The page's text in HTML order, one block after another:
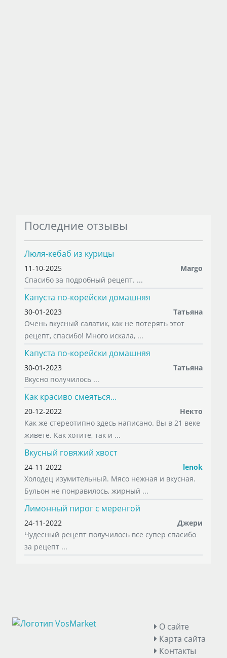
Последние отзывы
Люля-кебаб из курицы
11-10-2025
Margo
Спасибо за подробный рецепт. ...
Капуста по-корейски домашняя
30-01-2023
Татьяна
Очень вкусный салатик, как не потерять этот
рецепт, спасибо! Много искала, ...
Капуста по-корейски домашняя
30-01-2023
Татьяна
Вкусно получилось ...
Как красиво смеяться...
20-12-2022
Некто
Как же стереотипно здесь написано. Вы в 21 веке
живете. Как хотите, так и ...
Вкусный говяжий хвост
24-11-2022
lenok
Холодец изумительный. Мясо нежная и вкусная.
Бульон не понравилось, жирный ...
Лимонный пирог с меренгой
24-11-2022
Джери
Чудесный рецепт получилось все супер спасибо
за рецепт ...
О сайте
Карта сайта
Контакты